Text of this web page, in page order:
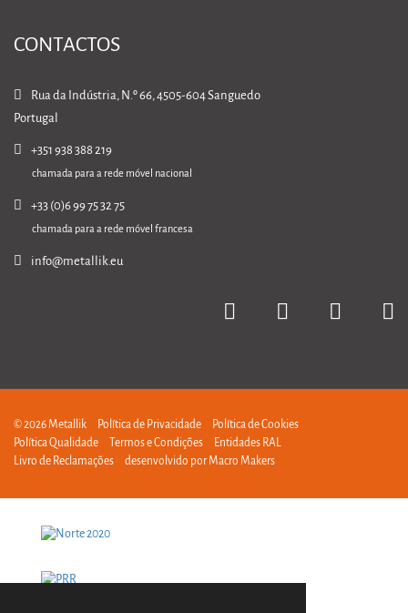
CONTACTOS
Rua da Indústria, N.º 66, 4505-604 Sanguedo
Portugal
+351 938 388 219
chamada para a rede móvel nacional
+33 (0)6 99 75 32 75
chamada para a rede móvel francesa
info@metallik.eu
© 2026 Metallik Política de Privacidade
Política de Cookies
Política Qualidade
Termos e Condições
Entidades RAL
Livro de Reclamações
desenvolvido porMacro Makers